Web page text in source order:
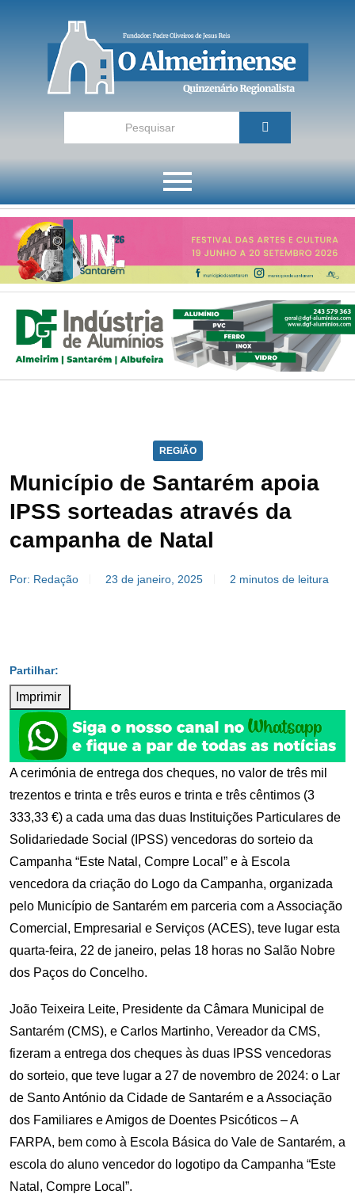
REGIÃO
Município de Santarém apoia
IPSS sorteadas através da
campanha de Natal
Por: Redação 23 de janeiro, 2025 2 minutos de leitura
Imprimir
A cerimónia de entrega dos cheques, no valor de três mil
trezentos e trinta e três euros e trinta e três cêntimos (3
333,33 €) a cada uma das duas Instituições Particulares de
Solidariedade Social (IPSS) vencedoras do sorteio da
Campanha “Este Natal, Compre Local” e à Escola
vencedora da criação do Logo da Campanha, organizada
pelo Município de Santarém em parceria com a Associação
Comercial, Empresarial e Serviços (ACES), teve lugar esta
quarta-feira, 22 de janeiro, pelas 18 horas no Salão Nobre
dos Paços do Concelho.
João Teixeira Leite, Presidente da Câmara Municipal de
Santarém (CMS), e Carlos Martinho, Vereador da CMS,
fizeram a entrega dos cheques às duas IPSS vencedoras
do sorteio, que teve lugar a 27 de novembro de 2024: o Lar
de Santo António da Cidade de Santarém e a Associação
dos Familiares e Amigos de Doentes Psicóticos – A
FARPA, bem como à Escola Básica do Vale de Santarém, a
escola do aluno vencedor do logotipo da Campanha “Este
Natal, Compre Local”.